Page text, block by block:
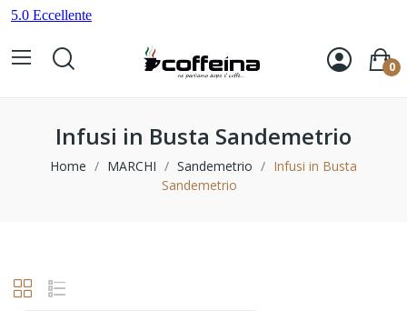
0
Infusi in Busta Sandemetrio
Home MARCHI Sandemetrio
Infusi in Busta
Sandemetrio